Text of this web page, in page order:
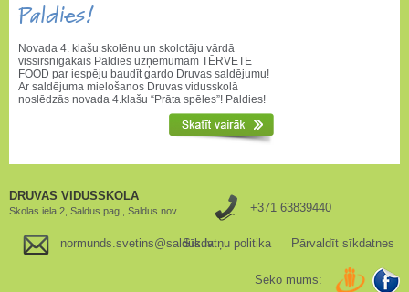
Paldies!
Novada 4. klašu skolēnu un skolotāju vārdā
vissirsnīgākais Paldies uzņēmumam TĒRVETE
FOOD par iespēju baudīt gardo Druvas saldējumu!
Ar saldējuma mielošanos Druvas vidusskolā
noslēdzās novada 4.klašu “Prāta spēles”! Paldies!
DRUVAS VIDUSSKOLA
Skolas iela 2, Saldus pag., Saldus nov. +371 63839440
normunds.svetins@saldus.lvSīkdatņu politika Pārvaldīt sīkdatnes
Seko mums: